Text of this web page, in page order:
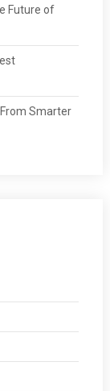
Future of
Smarter